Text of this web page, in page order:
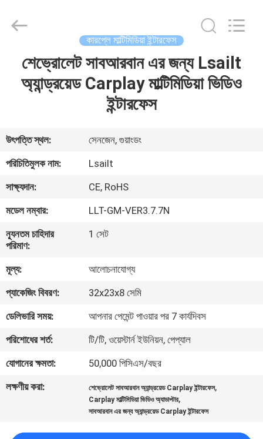
বাড়ি
ভিডিও
সম্পর্কে
কারখানা
মান
নিয়ন্ত্রণ
করুন
Electron
Co.,Ltd.
কারপ্লে মাল্টিমিডিয়া ইন্টারফেস
শেভ্রোলেট সাবআরবান এর জন্য Lsailt
অ্যান্ড্রয়েড Carplay মাল্টিমিডিয়া ভিডিও
ইন্টারফেস
উৎপত্তি স্থল:
সেনজেন, গুয়াংডং
পরিচিতিমুলক নাম:
Lsailt
সাক্ষ্যদান:
CE, RoHS
মডেল নম্বার:
LLT-GM-VER3.7.7N
ন্যূনতম চাহিদার
পরিমাণ:
1 সেট
মূল্য:
আলোচনাযোগ্য
প্যাকেজিং বিবরণ:
32x23x8 সেমি
ডেলিভারি সময়:
আপনার পেমেন্ট পাওয়ার পর 7 কার্যদিবস
পরিশোধের শর্ত:
টি/টি, ওয়েস্টার্ন ইউনিয়ন, পেপ্যাল
যোগানের ক্ষমতা:
50,000 পিসিএস/বছর
লক্ষণীয় করা:
শেভ্রোলেট সাবআরবান অ্যান্ড্রয়েড Carplay ইন্টারফেস,
Carplay মাল্টিমিডিয়া ভিডিও অ্যাডাপ্টার,
সাবআরবান এর জন্য অ্যান্ড্রয়েড Carplay ইন্টারফেস